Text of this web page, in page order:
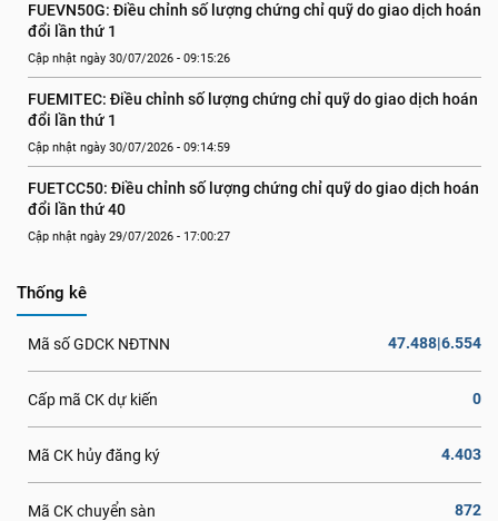
FUEVN50G: Điều chỉnh số lượng chứng chỉ quỹ do giao dịch hoán
đổi lần thứ 1
Cập nhật ngày 30/07/2026 - 09:15:26
FUEMITEC: Điều chỉnh số lượng chứng chỉ quỹ do giao dịch hoán
đổi lần thứ 1
Cập nhật ngày 30/07/2026 - 09:14:59
FUETCC50: Điều chỉnh số lượng chứng chỉ quỹ do giao dịch hoán
đổi lần thứ 40
Cập nhật ngày 29/07/2026 - 17:00:27
Thống kê
Mã số GDCK NĐTNN 47.488|6.554
Cấp mã CK dự kiến 0
Mã CK hủy đăng ký 4.403
Mã CK chuyển sàn 872